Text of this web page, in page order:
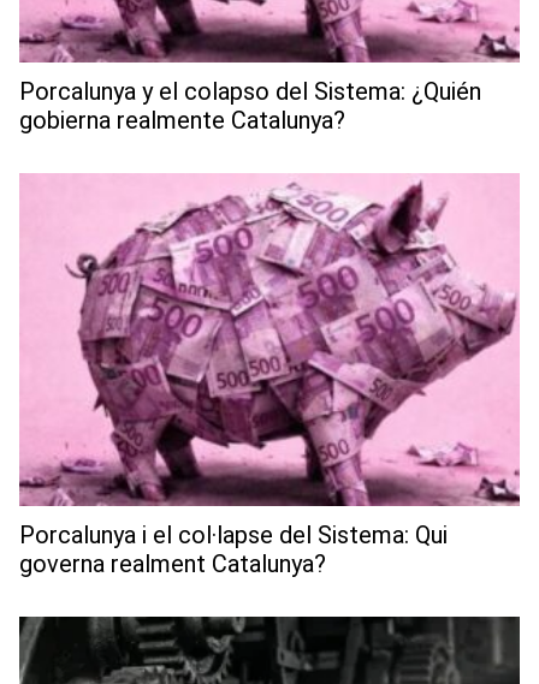
Porcalunya y el colapso del Sistema: ¿Quién
gobierna realmente Catalunya?
Porcalunya i el col·lapse del Sistema: Qui
governa realment Catalunya?